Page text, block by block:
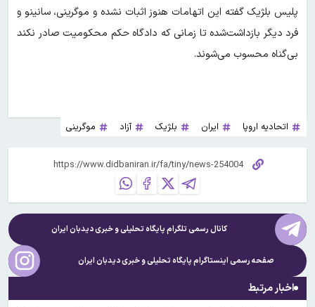
پلیس بلژیک گفته این اتهامات هنوز اثبات نشده و موگرینی، سانینو و
فرد دیگر بازداشت‌شده تا زمانی که دادگاه حکم محکومیت صادر نکند
بی‌گناه محسوب می‌شوند.
اتحادیه اروپا ایران بلژیک آزاد موگرینی
کانال رسمی تلگرام پایگاه تحلیلی و خبریدیدبان ایران
صفحه رسمی اینستاگرام پایگاه تحلیلی و خبریدیدبان ایران
اخبار مرتبط